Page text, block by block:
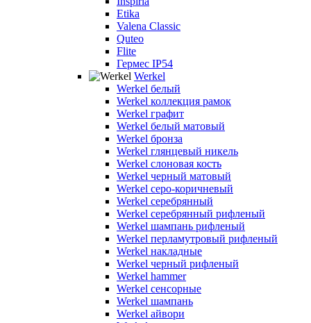
Etika
Valena Classic
Quteo
Flite
Гермес IP54
Werkel
Werkel белый
Werkel коллекция рамок
Werkel графит
Werkel белый матовый
Werkel бронза
Werkel глянцевый никель
Werkel слоновая кость
Werkel черный матовый
Werkel серо-коричневый
Werkel серебрянный
Werkel серебрянный рифленый
Werkel шампань рифленый
Werkel перламутровый рифленый
Werkel накладные
Werkel черный рифленый
Werkel hammer
Werkel сенсорные
Werkel шампань
Werkel айвори